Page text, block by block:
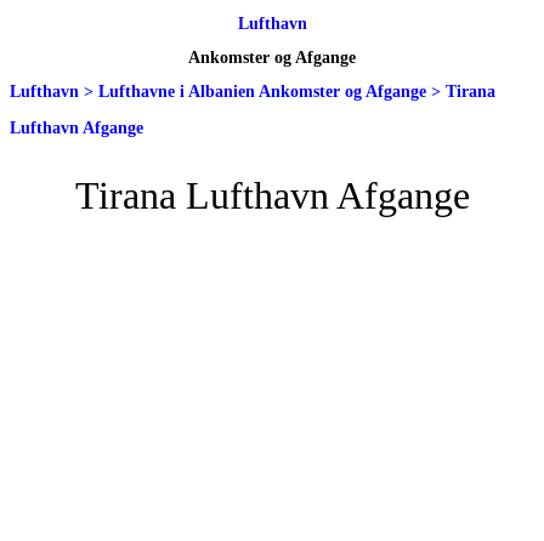
Lufthavn
Ankomster og Afgange
Lufthavn > Lufthavne i Albanien Ankomster og Afgange > Tirana
Lufthavn Afgange
Tirana Lufthavn Afgange